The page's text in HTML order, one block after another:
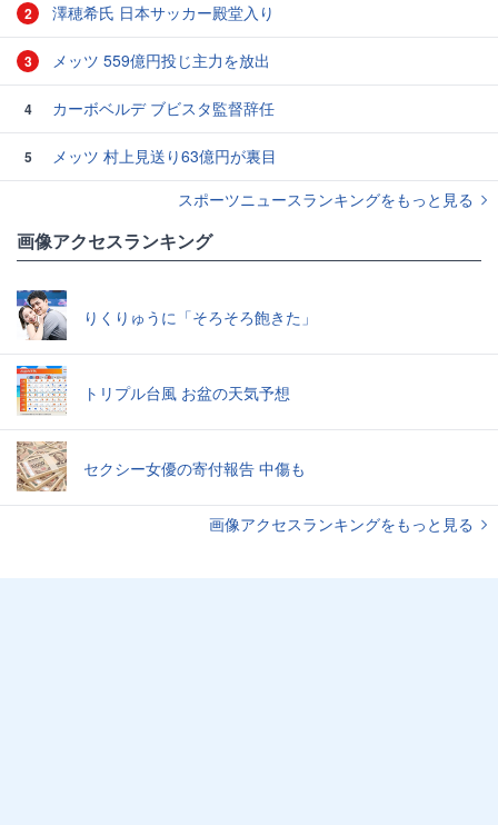
2 澤穂希氏 日本サッカー殿堂入り
3 メッツ 559億円投じ主力を放出
4 カーボベルデ ブビスタ監督辞任
5
メッツ 村上見送り63億円が裏目
スポーツニュースランキングをもっと見る
画像アクセスランキング
りくりゅうに「そろそろ飽きた」
トリプル台風 お盆の天気予想
セクシー女優の寄付報告 中傷も
画像アクセスランキングをもっと見る